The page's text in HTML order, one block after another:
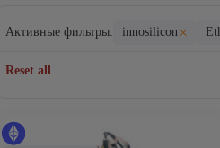
Активные фильтры:
Reset all
innosilicon×